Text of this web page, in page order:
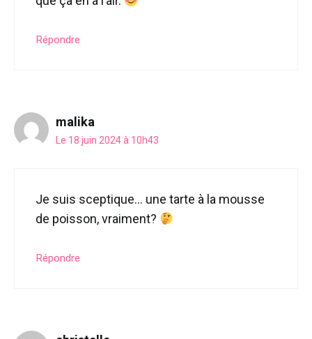
Répondre
malika
Le 18 juin 2024 à 10h43
Je suis sceptique… une tarte à la mousse
de poisson, vraiment?
Répondre